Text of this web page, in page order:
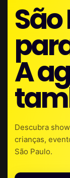
A
Descubra
crianças,
São Paulo.